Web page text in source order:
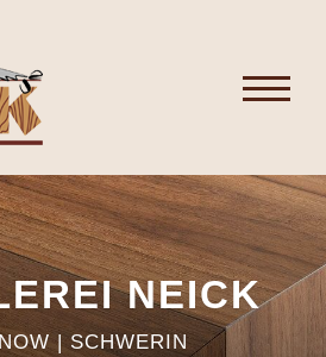
NEICK
| SCHWERIN